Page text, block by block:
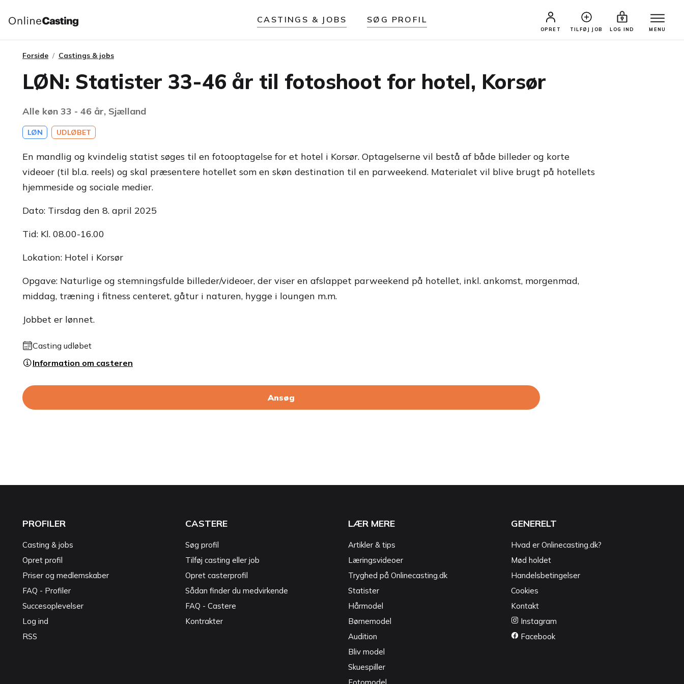
CASTINGS & JOBS SØG PROFIL
OPRET TILFØJ JOB LOG IND MENU
Forside Castings & jobs
LØN: Statister 33-46 år til fotoshoot for hotel, Korsør
Alle køn 33 - 46 år, Sjælland
LØN UDLØBET
En mandlig og kvindelig statist søges til en fotooptagelse for et hotel i Korsør. Optagelserne vil bestå af både billeder og korte
videoer (til bl.a. reels) og skal præsentere hotellet som en skøn destination til en parweekend. Materialet vil blive brugt på hotellets
hjemmeside og sociale medier.
Dato: Tirsdag den 8. april 2025
Tid: Kl. 08.00-16.00
Lokation: Hotel i Korsør
Opgave: Naturlige og stemningsfulde billeder/videoer, der viser en afslappet parweekend på hotellet, inkl. ankomst, morgenmad,
middag, træning i fitness centeret, gåtur i naturen, hygge i loungen m.m.
Jobbet er lønnet.
Casting udløbet
Information om casteren
Ansøg
PROFILER
Casting & jobs
Opret profil
Priser og medlemskaber
FAQ - Profiler
Succesoplevelser
Log ind
RSS
CASTERE
Søg profil
Tilføj casting eller job
Opret casterprofil
Sådan finder du medvirkende
FAQ - Castere
Kontrakter
LÆR MERE
Artikler & tips
Læringsvideoer
Tryghed på Onlinecasting.dk
Statister
Hårmodel
Børnemodel
Audition
Bliv model
Skuespiller
GENERELT
Hvad er Onlinecasting.dk?
Mød holdet
Handelsbetingelser
Cookies
Kontakt
Instagram
Facebook